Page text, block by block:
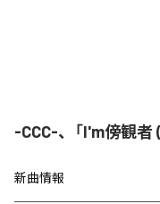
-CCC-、「I'm傍観
新曲情報